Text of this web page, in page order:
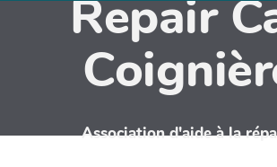
Repair
Association d'aide à la